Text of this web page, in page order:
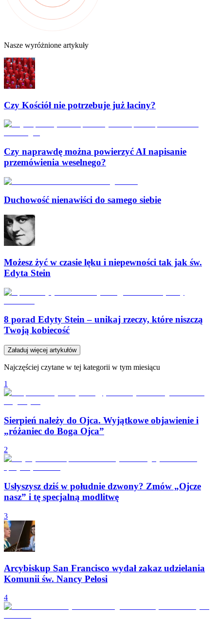
Nasze wyróżnione artykuły
Czy Kościół nie potrzebuje już łaciny?
Czy naprawdę można powierzyć AI napisanie
przemówienia weselnego?
Duchowość nienawiści do samego siebie
Możesz żyć w czasie lęku i niepewności tak jak św.
Edyta Stein
8 porad Edyty Stein – unikaj rzeczy, które niszczą
Twoją kobiecość
Załaduj więcej artykułów
Najczęściej czytane w tej kategorii w tym miesiącu
1
Sierpień należy do Ojca. Wyjątkowe objawienie i
„różaniec do Boga Ojca”
2
Usłyszysz dziś w południe dzwony? Zmów „Ojcze
nasz” i tę specjalną modlitwę
3
Arcybiskup San Francisco wydał zakaz udzielania
Komunii św. Nancy Pelosi
4